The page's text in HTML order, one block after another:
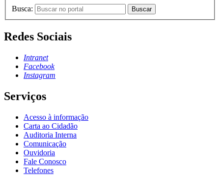
Busca: Buscar
Redes Sociais
Intranet
Facebook
Instagram
Serviços
Acesso à informação
Carta ao Cidadão
Auditoria Interna
Comunicação
Ouvidoria
Fale Conosco
Telefones